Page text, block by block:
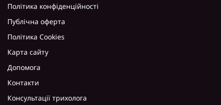
Політика конфіденційності
Публічна оферта
Політика Cookies
Карта сайту
Допомога
Контакти
Консультації трихолога